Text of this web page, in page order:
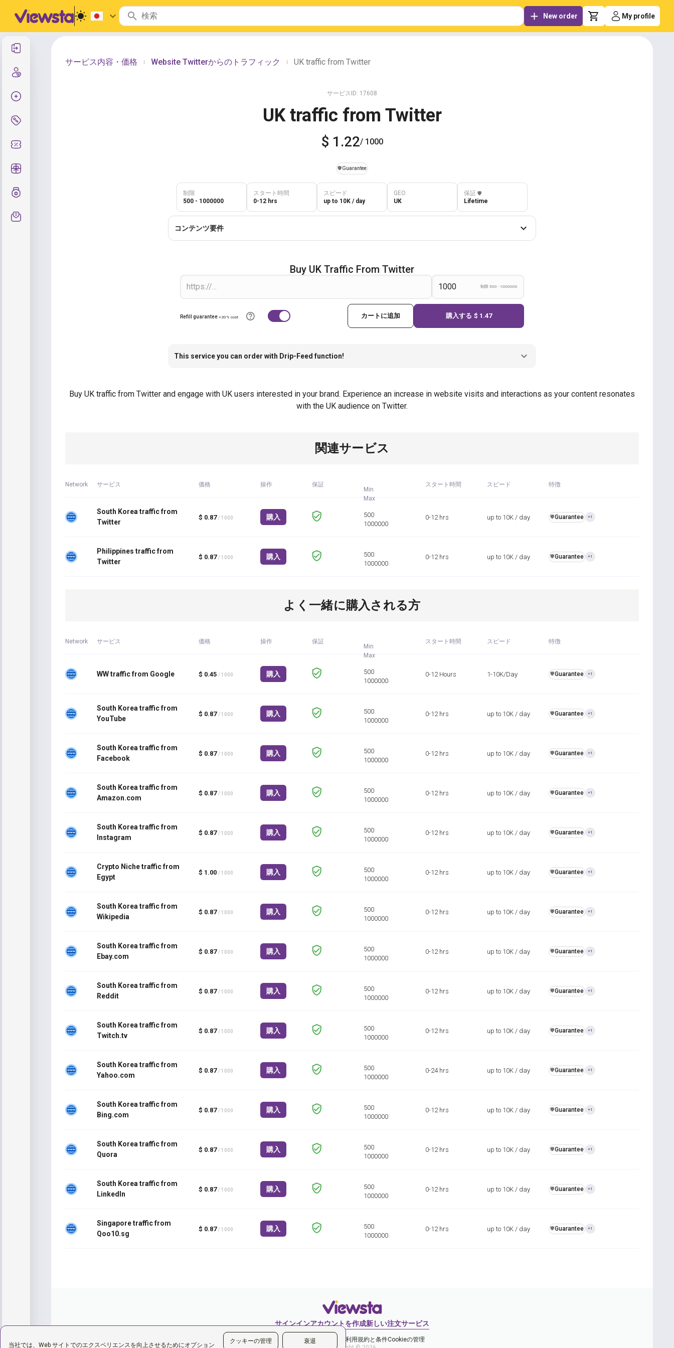
当社では、Web サイトでのエクスペリエンスを向上させるためにオプション
クッキーの管理 衰退
New order My profile
サービス内容・価格 Website Twitterからのトラフィック UK traffic from Twitter
サービスID: 17608
UK traffic from Twitter
$ 1.22/ 1000
️🛡️Guarantee
制限
500 - 1000000
スタート時間
0-12 hrs
スピード
up to 10K / day
GEO
UK
保証 ️🛡️
Lifetime
コンテンツ要件
Buy UK Traffic From Twitter
制限 500 - 1000000
Refill guarantee +20% cost カートに追加 購入する $ 1.47
This service you can order with Drip-Feed function!
Buy UK traffic from Twitter and engage with UK users interested in your brand. Experience an increase in website visits and interactions as your content resonates
with the UK audience on Twitter.
関連サービス
Network サービス 価格 操作 保証
Min
Max
スタート時間 スピード 特徴
South Korea traffic from
Twitter
$ 0.87 / 1000 購入
500
1000000
0-12 hrs up to 10K / day ️🛡️Guarantee +1
Philippines traffic from
Twitter
$ 0.87 / 1000 購入
500
1000000
0-12 hrs up to 10K / day ️🛡️Guarantee +1
よく一緒に購入される方
Network サービス 価格 操作 保証
Min
Max
スタート時間 スピード 特徴
WW traffic from Google $ 0.45 / 1000 購入
500
1000000
0-12 Hours 1-10K/Day ️🛡️Guarantee +1
South Korea traffic from
YouTube
$ 0.87 / 1000 購入
500
1000000
0-12 hrs up to 10K / day ️🛡️Guarantee +1
South Korea traffic from
Facebook
$ 0.87 / 1000 購入
500
1000000
0-12 hrs up to 10K / day ️🛡️Guarantee +1
South Korea traffic from
Amazon.com
$ 0.87 / 1000 購入
500
1000000
0-12 hrs up to 10K / day ️🛡️Guarantee +1
South Korea traffic from
Instagram
$ 0.87 / 1000 購入
500
1000000
0-12 hrs up to 10K / day ️🛡️Guarantee +1
Crypto Niche traffic from
Egypt
$ 1.00 / 1000 購入
500
1000000
0-12 hrs up to 10K / day ️🛡️Guarantee +1
South Korea traffic from
Wikipedia
$ 0.87 / 1000 購入
500
1000000
0-12 hrs up to 10K / day ️🛡️Guarantee +1
South Korea traffic from
Ebay.com
$ 0.87 / 1000 購入
500
1000000
0-12 hrs up to 10K / day ️🛡️Guarantee +1
South Korea traffic from
Reddit
$ 0.87 / 1000 購入
500
1000000
0-12 hrs up to 10K / day ️🛡️Guarantee +1
South Korea traffic from
Twitch.tv
$ 0.87 / 1000 購入
500
1000000
0-12 hrs up to 10K / day ️🛡️Guarantee +1
South Korea traffic from
Yahoo.com
$ 0.87 / 1000 購入
500
1000000
0-24 hrs up to 10K / day ️🛡️Guarantee +1
South Korea traffic from
Bing.com
$ 0.87 / 1000 購入
500
1000000
0-12 hrs up to 10K / day ️🛡️Guarantee +1
South Korea traffic from
Quora
$ 0.87 / 1000 購入
500
1000000
0-12 hrs up to 10K / day ️🛡️Guarantee +1
South Korea traffic from
LinkedIn
$ 0.87 / 1000 購入
500
1000000
0-12 hrs up to 10K / day ️🛡️Guarantee +1
Singapore traffic from
Qoo10.sg
$ 0.87 / 1000 購入
500
1000000
0-12 hrs up to 10K / day ️🛡️Guarantee +1
サインインアカウントを作成新しい注文サービス
プライバシーポリシー ご利用規約と条件Cookieの管理